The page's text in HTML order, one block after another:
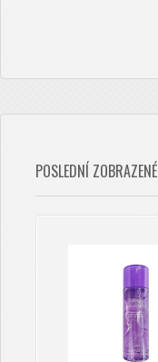
POSLEDNÍ ZOBRAZENÉ